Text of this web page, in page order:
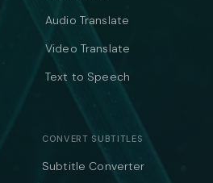
Audio Translate
Video Translate
Text to Speech
CONVERT SUBTITLES
Subtitle Converter